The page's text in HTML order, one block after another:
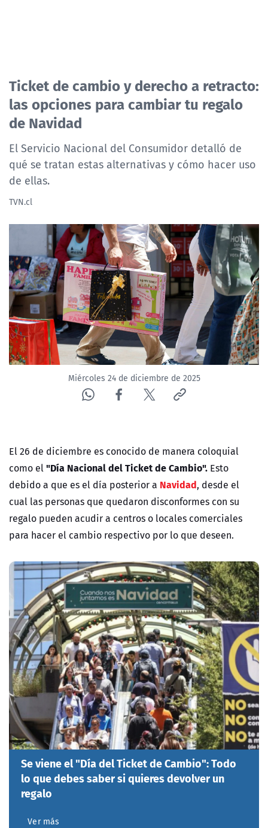
Ticket de cambio y derecho a retracto:
las opciones para cambiar tu regalo
de Navidad
El Servicio Nacional del Consumidor detalló de
qué se tratan estas alternativas y cómo hacer uso
de ellas.
TVN.cl
Miércoles 24 de diciembre de 2025
El 26 de diciembre es conocido de manera coloquial
como el"Día Nacional del Ticket de Cambio". Esto
debido a que es el día posterior a Navidad, desde el
cual las personas que quedaron disconformes con su
regalo pueden acudir a centros o locales comerciales
para hacer el cambio respectivo por lo que deseen.
Se viene el "Día del Ticket de Cambio": Todo
lo que debes saber si quieres devolver un
regalo
Ver más